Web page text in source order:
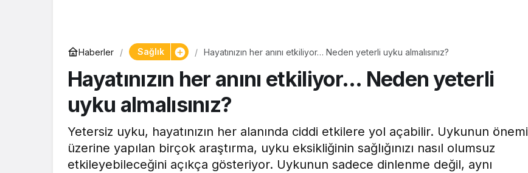
Haberler Sağlık Hayatınızın her anını etkiliyor… Neden yeterli uyku almalısınız?
Hayatınızın her anını etkiliyor… Neden yeterli
uyku almalısınız?
Yetersiz uyku, hayatınızın her alanında ciddi etkilere yol açabilir. Uykunun önemi
üzerine yapılan birçok araştırma, uyku eksikliğinin sağlığınızı nasıl olumsuz
etkileyebileceğini açıkça gösteriyor. Uykunun sadece dinlenme değil, aynı
pastaneye taş çıkartır: